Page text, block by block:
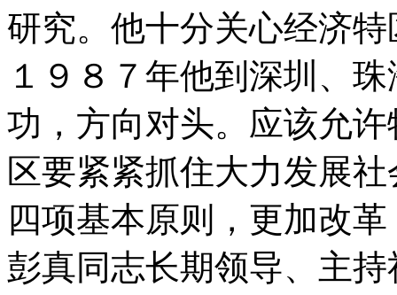
研究。他十分关心经济
１９８７年他到深圳、
功，方向对头。应该允
区要紧紧抓住大力发展
四项基本原则，更加改
彭真同志长期领导、主